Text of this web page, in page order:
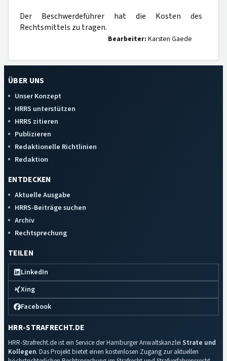
Der Beschwerdeführer hat die Kosten des
Rechtsmittels zu tragen.
Bearbeiter: Karsten Gaede
ÜBER UNS
Unser Konzept
HRRS unterstützen
HRRS zitieren
Publizieren
Redaktionelle Richtlinien
Redaktion
ENTDECKEN
Aktuelle Ausgabe
HRRS-Beiträge suchen
Archiv
Rechtsprechung
TEILEN
LinkedIn
Xing
Facebook
HRR-STRAFRECHT.DE
HRR-Strafrecht.de ist ein Service der Hamburger Anwaltskanzlei Strate und
Kollegen. Das Projekt bietet einen kostenlosen Zugang zur aktuellen